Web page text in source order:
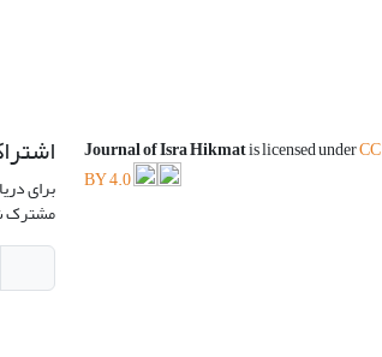
Journal of Isra Hikmatis licensed underCC
BY 4.0
برای
مشترک